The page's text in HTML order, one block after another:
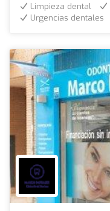
Limpieza dental
Urgencias dentales